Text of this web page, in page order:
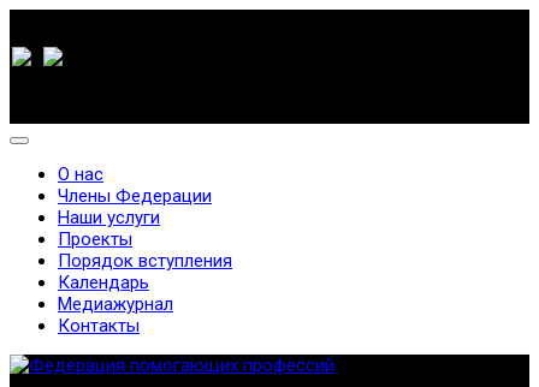
О нас
Члены Федерации
Наши услуги
Проекты
Порядок вступления
Календарь
Медиажурнал
Контакты